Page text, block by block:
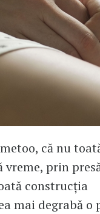
că nu
prin
construcţia
mai degrabă o